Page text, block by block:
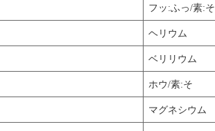
フッ:ふっ/素:そ
ヘリウム
ベリリウム
ホウ/素:そ
マグネシウム